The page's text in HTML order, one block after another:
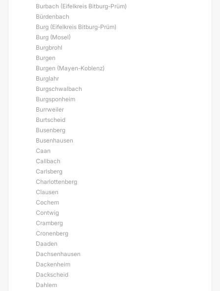
Burbach (Eifelkreis Bitburg-Prüm)
Bürdenbach
Burg (Eifelkreis Bitburg-Prüm)
Burg (Mosel)
Burgbrohl
Burgen
Burgen (Mayen-Koblenz)
Burglahr
Burgschwalbach
Burgsponheim
Burrweiler
Burtscheid
Busenberg
Busenhausen
Caan
Callbach
Carlsberg
Charlottenberg
Clausen
Cochem
Contwig
Cramberg
Cronenberg
Daaden
Dachsenhausen
Dackenheim
Dackscheid
Dahlem